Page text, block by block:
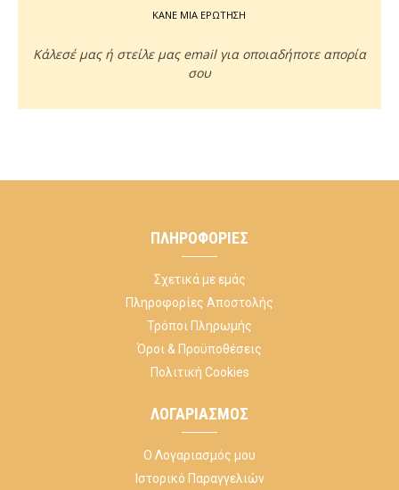
ΚΑΝΕ ΜΙΑ ΕΡΩΤΗΣΗ
Κάλεσέ μας ή στείλε μας email για οποιαδήποτε απορία
σου
ΠΛΗΡΟΦΟΡΊΕΣ
Σχετικά με εμάς
Πληροφορίες Αποστολής
Τρόποι Πληρωμής
Όροι & Προϋποθέσεις
Πολιτική Cookies
ΛΟΓΑΡΙΑΣΜΌΣ
Ο Λογαριασμός μου
Ιστορικό Παραγγελιών